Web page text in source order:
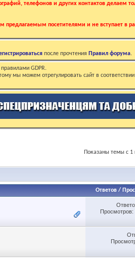
телефонов и других контактов делаем
предлагаемым посетителями и не вступает в
после прочтения Правил форума.
GDPR.
мы можем отрегулировать сайт в
Показаны темы с 1
Ответов/
Просмотров: